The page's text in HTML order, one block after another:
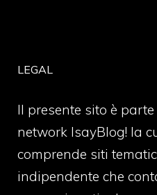
LEGAL
Il presente sito è
network IsayBlog! la
comprende siti
indipendente che